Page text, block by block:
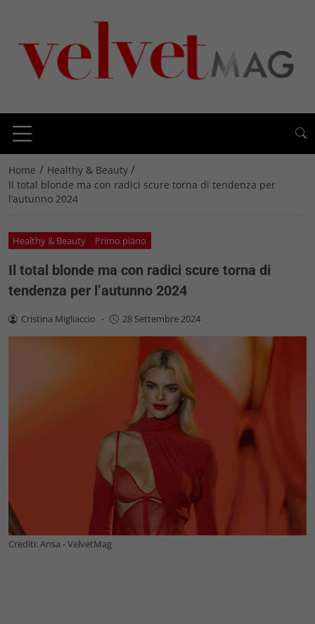
Home / Healthy & Beauty /
Il total blonde ma con radici scure torna di tendenza per
l’autunno 2024
Healthy & Beauty Primo piano
Il total blonde ma con radici scure torna di
tendenza per l’autunno 2024
Cristina Migliaccio - 28 Settembre 2024
Crediti: Ansa - VelvetMag